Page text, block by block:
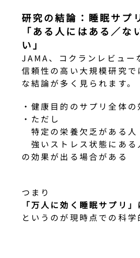
研究の結論：睡眠サプ
「ある人にはある／な
い」
JAMA、コクランレビュー
信頼性の高い大規模研究で
な結論が多く見られます。
・健康目的のサプリ全体の
・ただし
特定の栄養欠乏がある人
強いストレス状態にある
の効果が出る場合がある
つまり
「万人に効く睡眠サプリ
というのが現時点での科学